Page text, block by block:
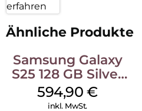
erfahren
Ähnliche Produkte
Samsung Galaxy
S25 128 GB Silver
Shadow
594,90€
inkl. MwSt.